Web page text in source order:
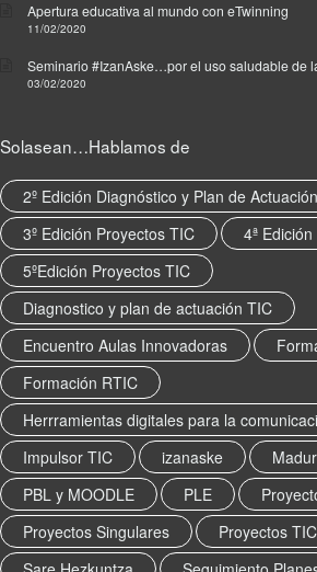
Apertura educativa al mundo con eTwinning
11/02/2020
Seminario #IzanAske…por el uso saludable de
03/02/2020
Solasean…Hablamos de
2º Edición Diagnóstico y Plan de
3º Edición Proyectos TIC
4ª
5ºEdición Proyectos TIC
Diagnostico y plan de actuación TIC
Encuentro Aulas Innovadoras
Formación RTIC
Herrramientas digitales para la
Impulsor TIC
izanaske
PBL y MOODLE
PLE
Proyectos Singulares
Proyectos TIC